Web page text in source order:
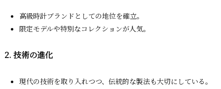
高級時計ブランドとしての地位を確立。
限定モデルや特別なコレクションが人気。
2. 技術の進化
現代の技術を取り入れつつ、伝統的な製法も大切にしている。